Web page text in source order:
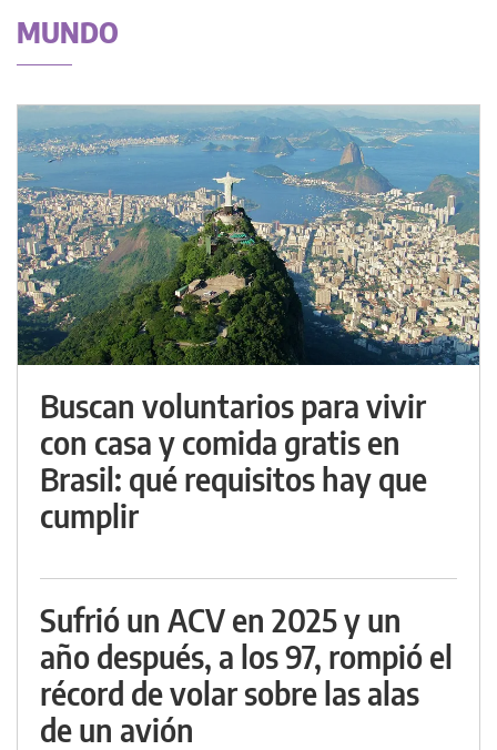
MUNDO
Buscan voluntarios para vivir
con casa y comida gratis en
Brasil: qué requisitos hay que
cumplir
Sufrió un ACV en 2025 y un
año después, a los 97, rompió el
récord de volar sobre las alas
de un avión